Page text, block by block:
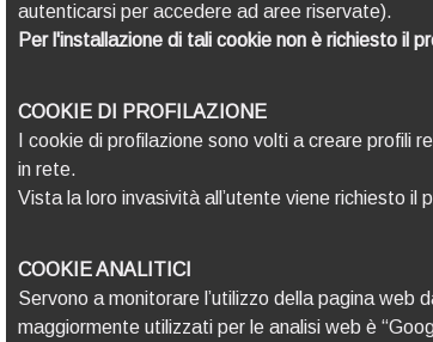
autenticarsi per accedere ad aree riservate).
Per l'installazione di tali cookie non è richiesto il
COOKIE DI PROFILAZIONE
I cookie di profilazione sono volti a creare profili
in rete.
Vista la loro invasività all’utente viene richiesto
COOKIE ANALITICI
Servono a monitorare l’utilizzo della pagina
maggiormente utilizzati per le analisi web è